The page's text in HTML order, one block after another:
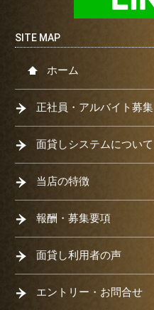
ホーム
正社員・アルバイト募集
面貸しシステムについて
当店の特徴
報酬・募集要項
面貸し利用者の声
エントリー・お問合せ